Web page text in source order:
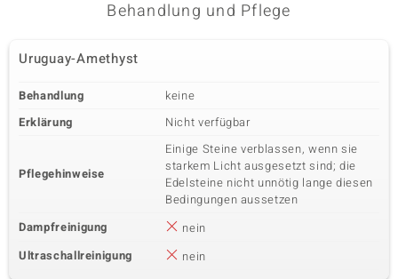
Behandlung und Pflege
Uruguay-Amethyst
Behandlung
keine
Erklärung
Nicht verfügbar
Pflegehinweise
Einige Steine verblassen, wenn sie
starkem Licht ausgesetzt sind; die
Edelsteine nicht unnötig lange diesen
Bedingungen aussetzen
Dampfreinigung
nein
Ultraschallreinigung
nein